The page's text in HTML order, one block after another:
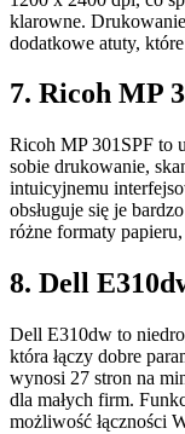
klarowne.
dodatkowe atuty,
7. Ricoh MP
Ricoh MP 301SPF to
sobie drukowanie,
intuicyjnemu
obsługuje się je
różne formaty
8. Dell
Dell E310dw to
która łączy dobre
wynosi 27 stron na
dla małych firm.
możliwość łączności